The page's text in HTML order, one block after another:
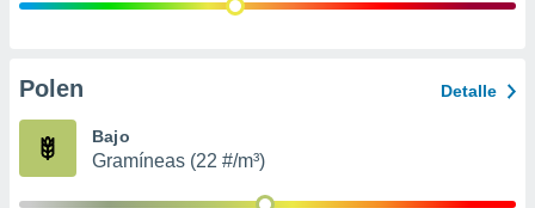
e
publicidad
Polen Detalle
Bajo
Gramíneas (22 #/m³)